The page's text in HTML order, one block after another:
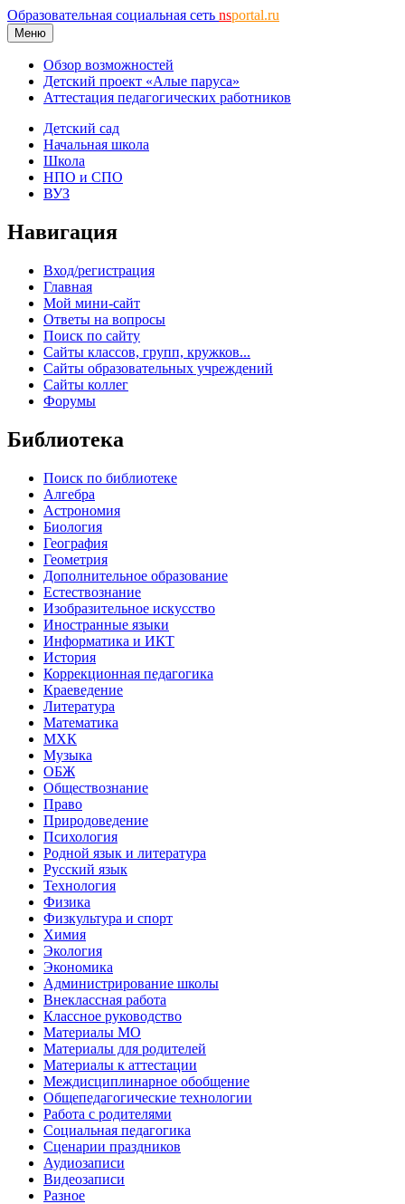
Образовательная социальная сеть nsportal.ru
Меню
Обзор возможностей
Детский проект «Алые паруса»
Аттестация педагогических работников
Детский сад
Начальная школа
Школа
НПО и СПО
ВУЗ
Навигация
Вход/регистрация
Главная
Мой мини-сайт
Ответы на вопросы
Поиск по сайту
Сайты классов, групп, кружков...
Сайты образовательных учреждений
Сайты коллег
Форумы
Библиотека
Поиск по библиотеке
Алгебра
Астрономия
Биология
География
Геометрия
Дополнительное образование
Естествознание
Изобразительное искусство
Иностранные языки
Информатика и ИКТ
История
Коррекционная педагогика
Краеведение
Литература
Математика
МХК
Музыка
ОБЖ
Обществознание
Право
Природоведение
Психология
Родной язык и литература
Русский язык
Технология
Физика
Физкультура и спорт
Химия
Экология
Экономика
Администрирование школы
Внеклассная работа
Классное руководство
Материалы МО
Материалы для родителей
Материалы к аттестации
Междисциплинарное обобщение
Общепедагогические технологии
Работа с родителями
Социальная педагогика
Сценарии праздников
Аудиозаписи
Видеозаписи
Разное